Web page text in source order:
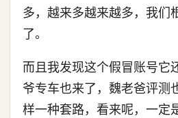
多，越来多越来越多，我们
了。
而且我发现这个假冒账号它
爷专车也来了，魏老爸评测
样一种套路，看来呢，一定